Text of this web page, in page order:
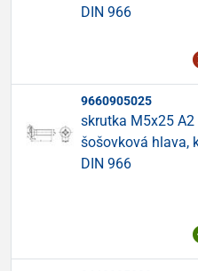
DIN 966
9660905025
skrutka M5x25 A2
šošovková hlava,
DIN 966